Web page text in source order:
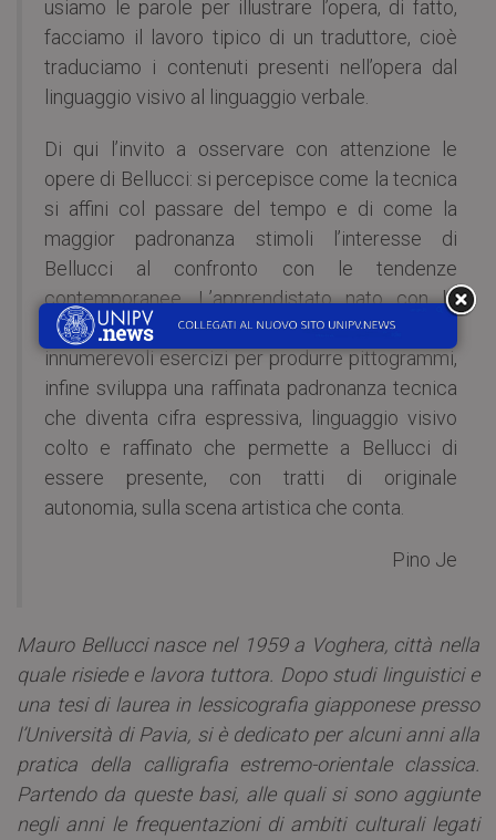
usiamo le parole per illustrare l’opera, di fatto,
facciamo il lavoro tipico di un traduttore, cioè
traduciamo i contenuti presenti nell’opera dal
linguaggio visivo al linguaggio verbale.
Di qui l’invito a osservare con attenzione le
opere di Bellucci: si percepisce come la tecnica
si affini col passare del tempo e di come la
maggior padronanza stimoli l’interesse di
Bellucci al confronto con le tendenze
contemporanee. L’apprendistato nato con lo
studio della calligrafia, coltivato con gli
innumerevoli esercizi per produrre pittogrammi,
infine sviluppa una raffinata padronanza tecnica
che diventa cifra espressiva, linguaggio visivo
colto e raffinato che permette a Bellucci di
essere presente, con tratti di originale
autonomia, sulla scena artistica che conta.
Pino Je
Mauro Bellucci nasce nel 1959 a Voghera, città nella
quale risiede e lavora tuttora. Dopo studi linguistici e
una tesi di laurea in lessicografia giapponese presso
l’Università di Pavia, si è dedicato per alcuni anni alla
pratica della calligrafia estremo-orientale classica.
Partendo da queste basi, alle quali si sono aggiunte
negli anni le frequentazioni di ambiti culturali legati